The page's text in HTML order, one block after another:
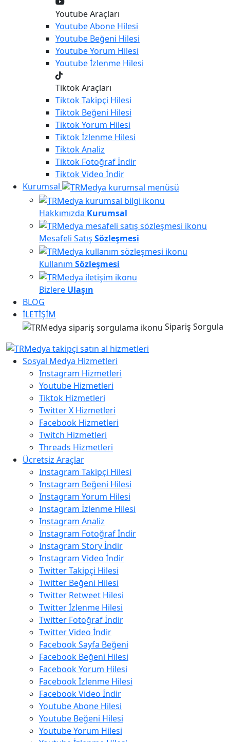
Youtube Araçları
YoutubeAbone Hilesi
Youtube Beğeni Hilesi
YoutubeYorum Hilesi
Youtubeİzlenme Hilesi
Tiktok Araçları
TiktokTakipçi Hilesi
Tiktok Beğeni Hilesi
TiktokYorum Hilesi
Tiktokİzlenme Hilesi
TiktokAnaliz
Tiktok Fotoğraf İndir
TiktokVideo İndir
Kurumsal
Hakkımızda Kurumsal
Mesafeli Satış Sözleşmesi
Kullanım Sözleşmesi
Bizlere Ulaşın
BLOG
İLETİŞİM
Sipariş Sorgula
Sosyal Medya Hizmetleri
Instagram Hizmetleri
Youtube Hizmetleri
Tiktok Hizmetleri
Twitter X Hizmetleri
Facebook Hizmetleri
Twitch Hizmetleri
Threads Hizmetleri
Ücretsiz Araçlar
Instagram Takipçi Hilesi
Instagram Beğeni Hilesi
Instagram Yorum Hilesi
Instagram İzlenme Hilesi
Instagram Analiz
Instagram Fotoğraf İndir
Instagram Story İndir
Instagram Video İndir
Twitter Takipçi Hilesi
Twitter Beğeni Hilesi
Twitter Retweet Hilesi
Twitter İzlenme Hilesi
Twitter Fotoğraf İndir
Twitter Video İndir
Facebook Sayfa Beğeni
Facebook Beğeni Hilesi
Facebook Yorum Hilesi
Facebook İzlenme Hilesi
Facebook Video İndir
Youtube Abone Hilesi
Youtube Beğeni Hilesi
Youtube Yorum Hilesi